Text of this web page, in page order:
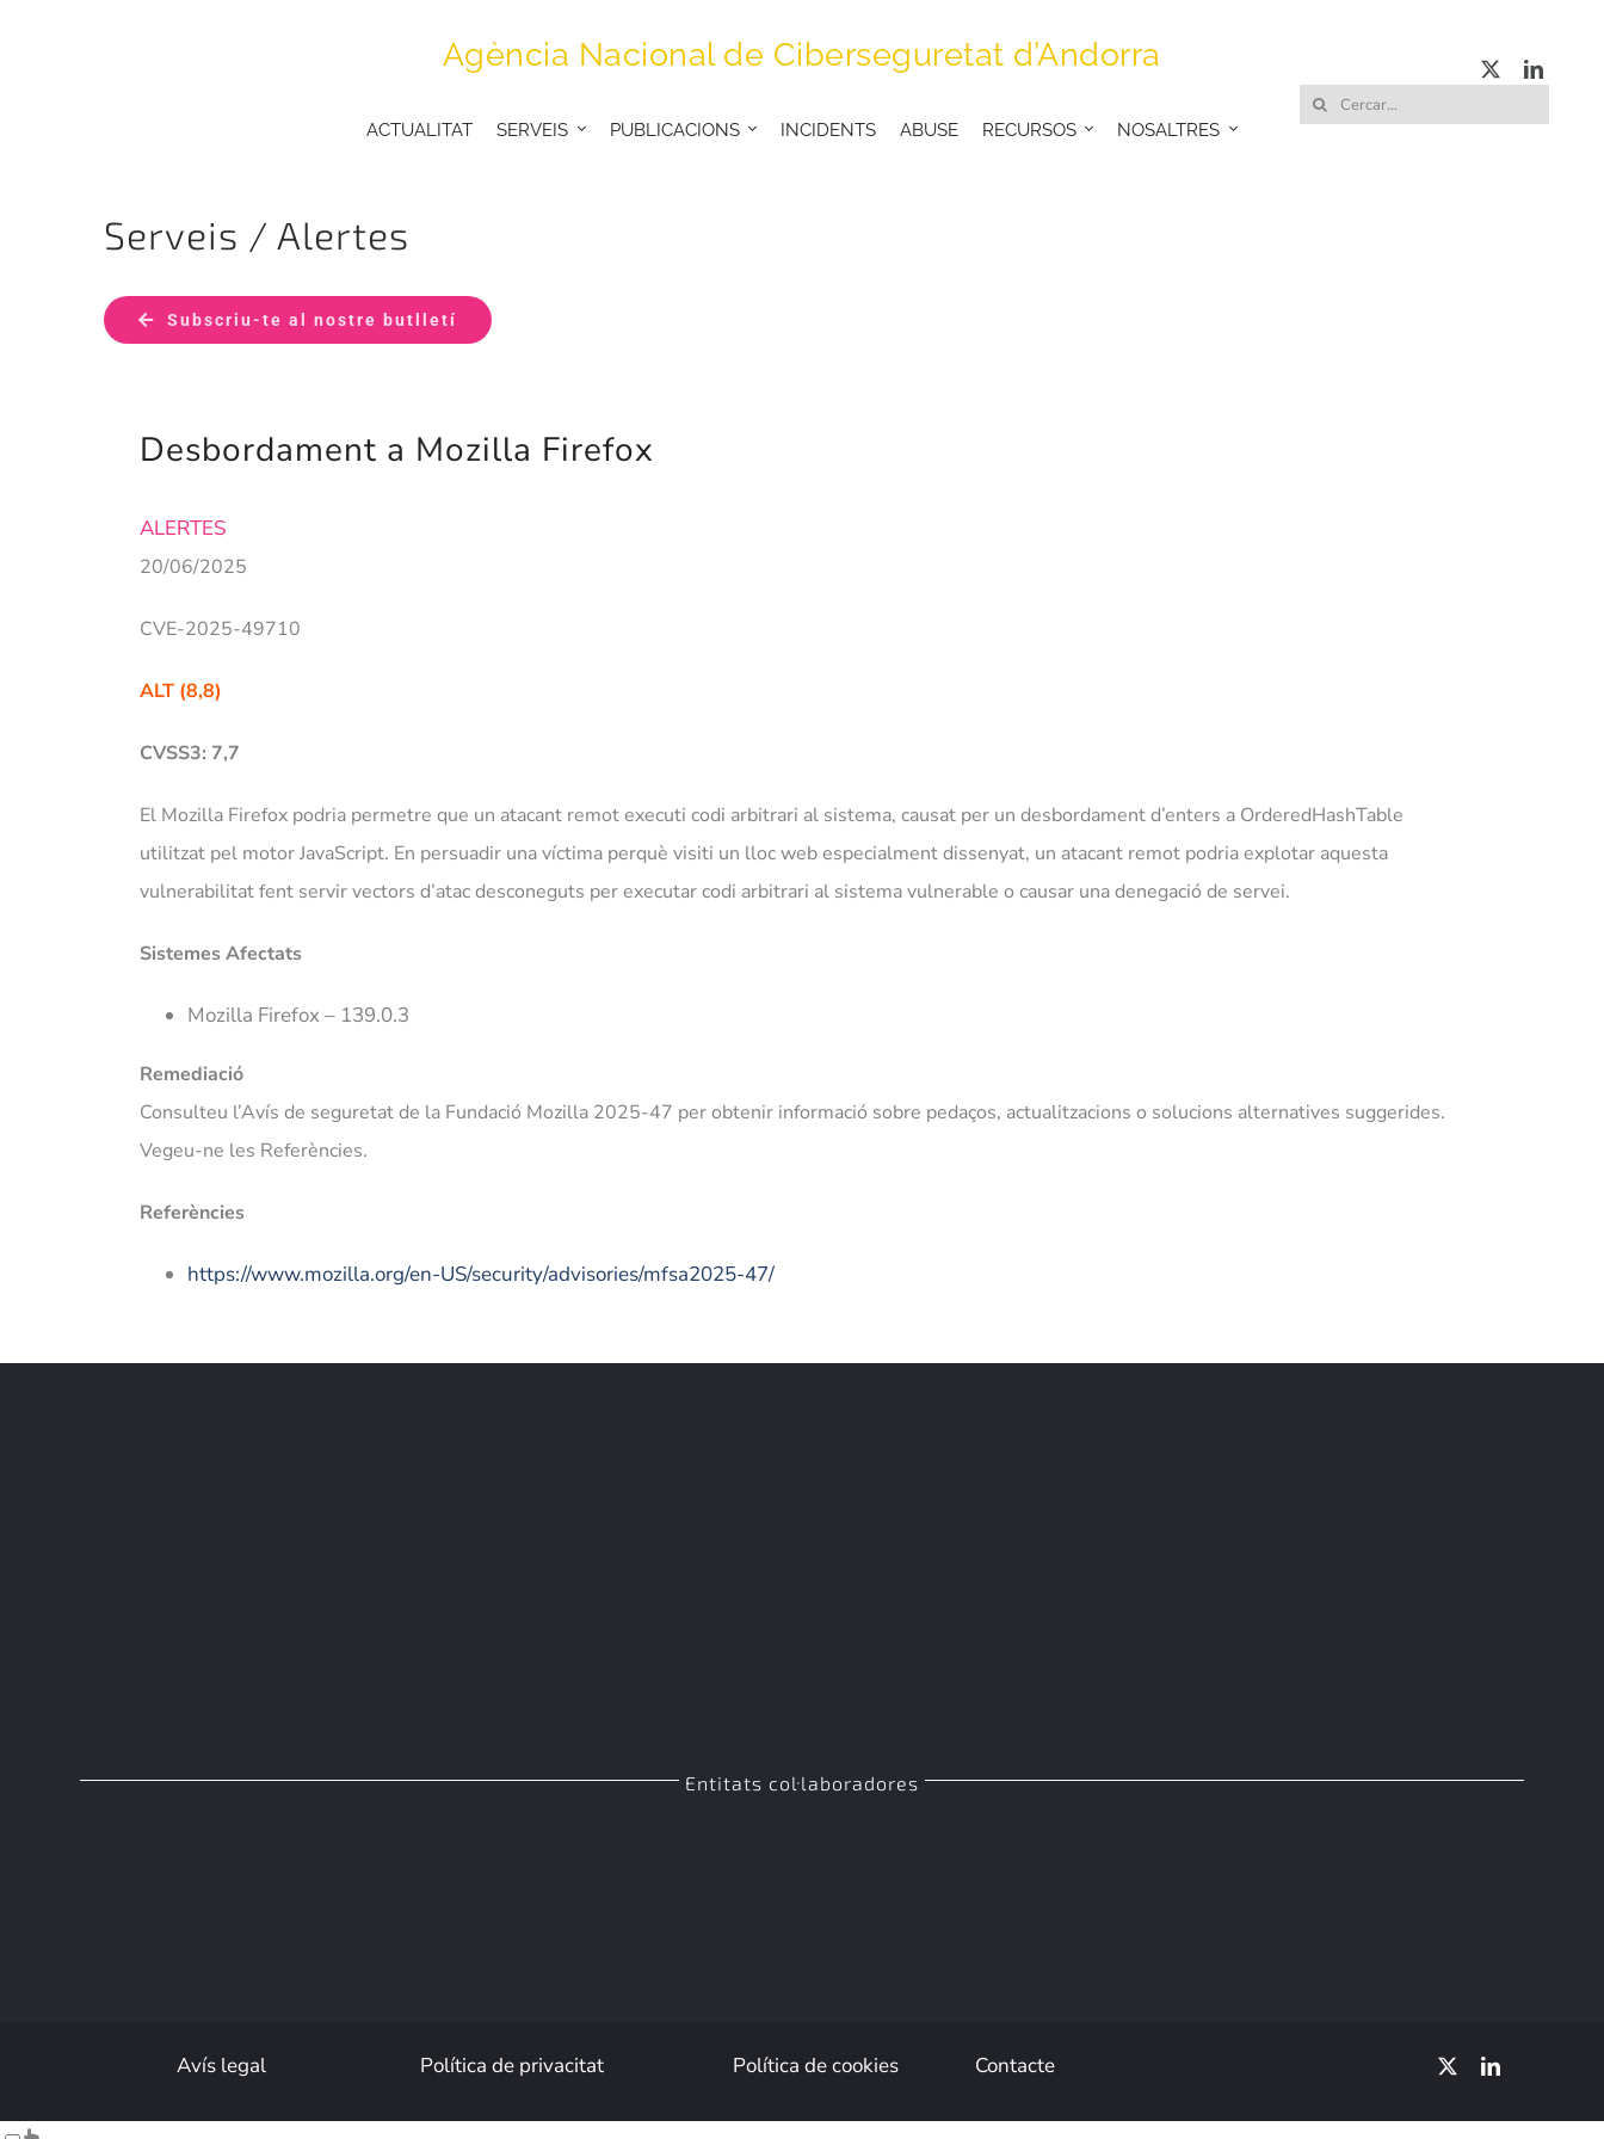
Agència Nacional de Ciberseguretat d’Andorra
ACTUALITAT SERVEIS PUBLICACIONS INCIDENTS ABUSE RECURSOS NOSALTRES
Cerca
Serveis / Alertes
Subscriu-te al nostre butlletí
Desbordament a Mozilla Firefox
ALERTES
20/06/2025
CVE-2025-49710
ALT (8,8)
CVSS3: 7,7
El Mozilla Firefox podria permetre que un atacant remot executi codi arbitrari al sistema, causat per un desbordament d’enters a OrderedHashTable
utilitzat pel motor JavaScript. En persuadir una víctima perquè visiti un lloc web especialment dissenyat, un atacant remot podria explotar aquesta
vulnerabilitat fent servir vectors d’atac desconeguts per executar codi arbitrari al sistema vulnerable o causar una denegació de servei.
Sistemes Afectats
Mozilla Firefox – 139.0.3
Remediació
Consulteu l’Avís de seguretat de la Fundació Mozilla 2025-47 per obtenir informació sobre pedaços, actualitzacions o solucions alternatives suggerides.
Vegeu-ne les Referències.
Referències
https://www.mozilla.org/en-US/security/advisories/mfsa2025-47/
Entitats col·laboradores
Avís legal Política de privacitat Política de cookies Contacte